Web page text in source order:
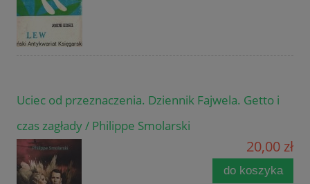
Uciec od przeznaczenia. Dziennik Fajwela. Getto i
czas zagłady / Philippe Smolarski
20,00 zł
do koszyka